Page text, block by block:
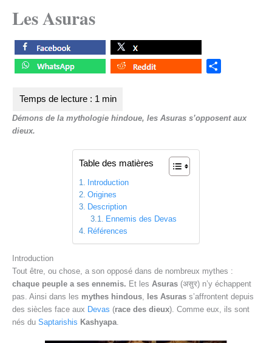
Les Asuras
e
Démons de la mythologie hindoue, les Asuras s’opposent aux
dieux.
Table des matières
Introduction
Origines
Description
Ennemis des Devas
Références
Introduction
Tout être, ou chose, a son opposé dans de nombreux mythes :
chaque peuple a ses ennemis. Et les Asuras (असुर) n’y échappent
pas. Ainsi dans les mythes hindous les Asuras s’affrontent depuis
des siècles face aux Devas (race des dieux). Comme eux, ils sont
nés du Saptarishis Kashyapa